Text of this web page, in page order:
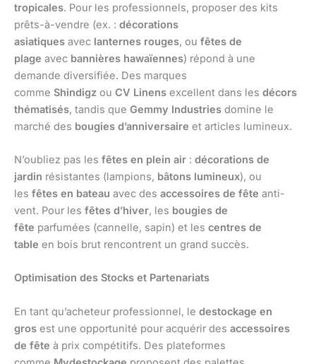
tropicales. Pour les professionnels, proposer des kits
prêts-à-vendre (ex. : décorations
asiatiques avec lanternes rouges, ou fêtes de
plage avec bannières hawaïennes) répond à une
demande diversifiée. Des marques
comme Shindigz ou CV Linens excellent dans les décors
thématisés, tandis que Gemmy Industries domine le
marché des bougies d’anniversaire et articles lumineux.
N’oubliez pas les fêtes en plein air : décorations de
jardin résistantes (lampions, bâtons lumineux), ou
les fêtes en bateau avec des accessoires de fête anti-
vent. Pour les fêtes d’hiver, les bougies de
fête parfumées (cannelle, sapin) et les centres de
table en bois brut rencontrent un grand succès.
Optimisation des Stocks et Partenariats
En tant qu’acheteur professionnel, le destockage en
gros est une opportunité pour acquérir des accessoires
de fête à prix compétitifs. Des plateformes